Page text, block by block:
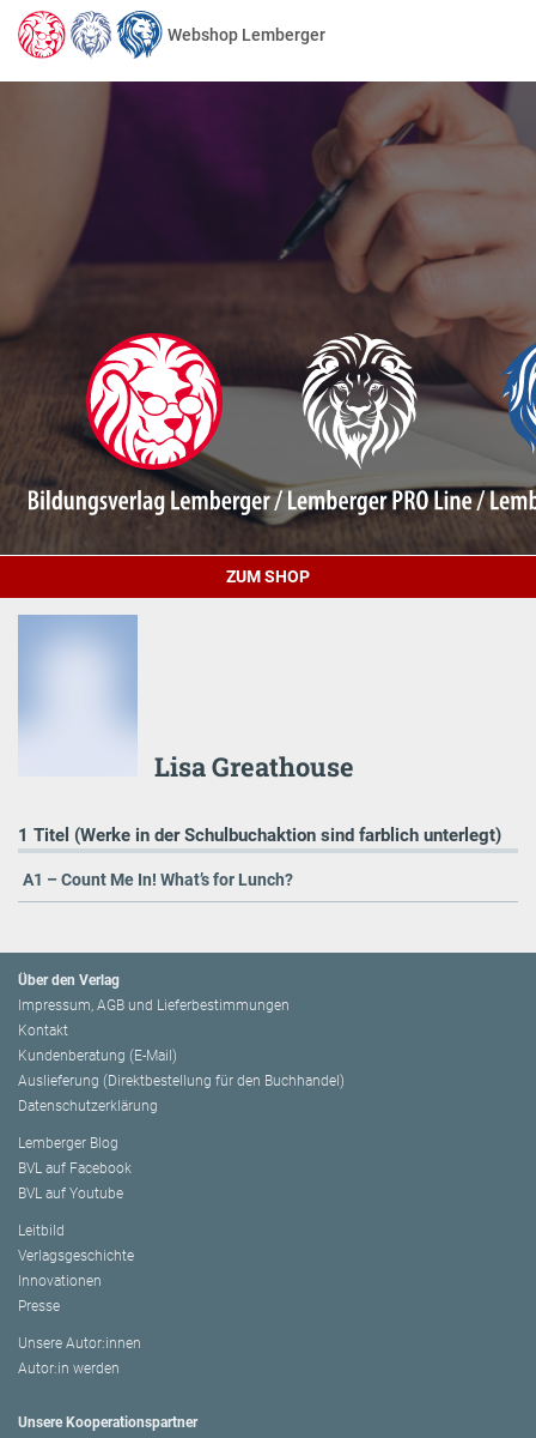
Webshop Lemberger
ZUM SHOP
Lisa Greathouse
1 Titel (Werke in der Schulbuchaktion sind farblich unterlegt)
A1 – Count Me In! What’s for Lunch?
Über den Verlag
Impressum, AGB und Lieferbestimmungen
Kontakt
Kundenberatung (E-Mail)
Auslieferung (Direktbestellung für den Buchhandel)
Datenschutzerklärung
Lemberger Blog
BVL auf Facebook
BVL auf Youtube
Leitbild
Verlagsgeschichte
Innovationen
Presse
Unsere Autor:innen
Autor:in werden
Unsere Kooperationspartner